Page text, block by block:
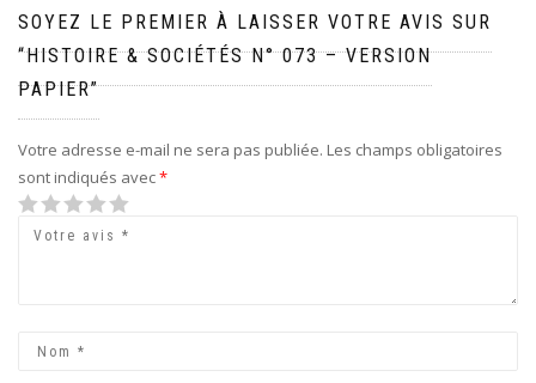
SOYEZ LE PREMIER À LAISSER VOTRE AVIS SUR
“HISTOIRE & SOCIÉTÉS N° 073 – VERSION
PAPIER”
Votre adresse e-mail ne sera pas publiée. Les champs obligatoires
sont indiqués avec*
1
2
3
4
5